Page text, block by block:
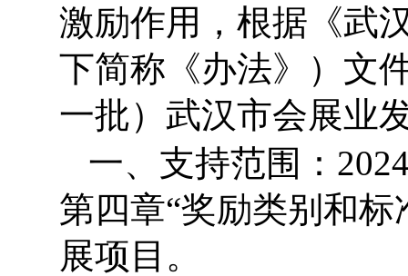
激励作用，根据《武
下简称《办法》）文
一批）武汉市会展业
一、支持范围：
第四章“奖励类别和
展项目。